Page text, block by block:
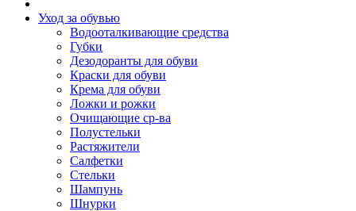
Уход за обувью
Водооталкивающие средства
Губки
Дезодоранты для обуви
Краски для обуви
Крема для обуви
Ложки и рожки
Очищающие ср-ва
Полустельки
Растяжители
Салфетки
Стельки
Шампунь
Шнурки